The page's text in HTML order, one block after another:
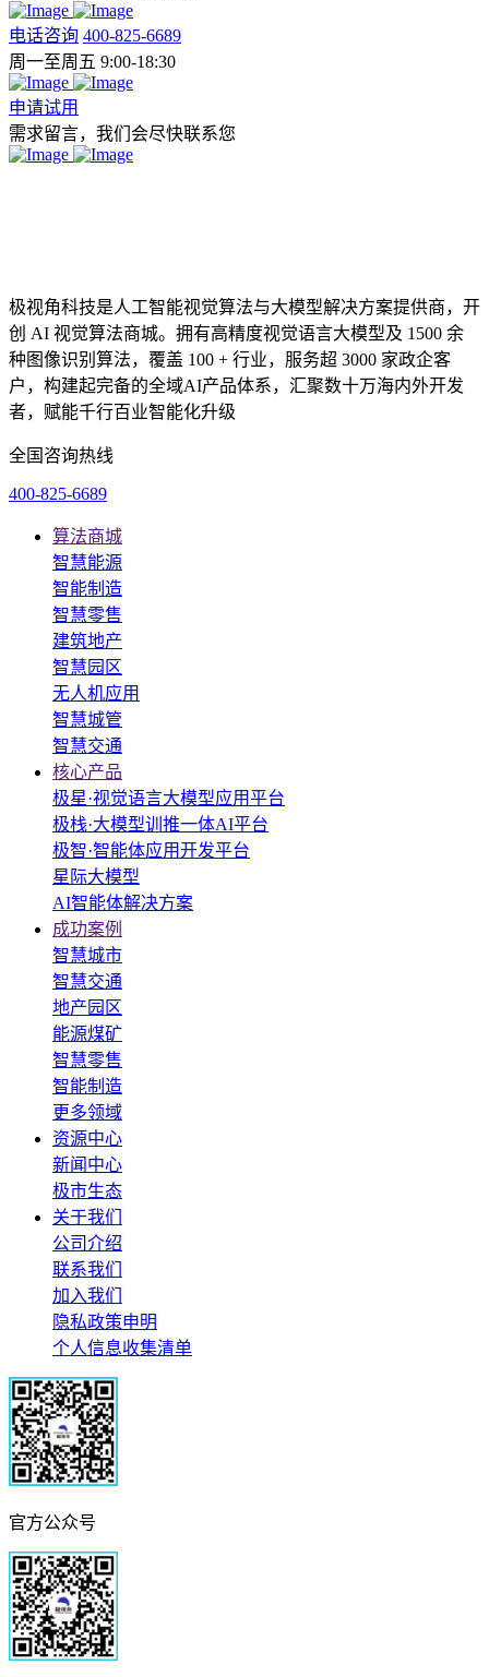
电话咨询 400-825-6689
周一至周五 9:00-18:30
申请试用
需求留言，我们会尽快联系您
极视角科技是人工智能视觉算法与大模型解决方案提供商，开
创 AI 视觉算法商城。拥有高精度视觉语言大模型及 1500 余
种图像识别算法，覆盖 100 + 行业，服务超 3000 家政企客
户，构建起完备的全域AI产品体系，汇聚数十万海内外开发
者，赋能千行百业智能化升级
全国咨询热线
400-825-6689
算法商城
智慧能源
智能制造
智慧零售
建筑地产
智慧园区
无人机应用
智慧城管
智慧交通
核心产品
极星·视觉语言大模型应用平台
极栈·大模型训推一体AI平台
极智·智能体应用开发平台
星际大模型
AI智能体解决方案
成功案例
智慧城市
智慧交通
地产园区
能源煤矿
智慧零售
智能制造
更多领域
资源中心
新闻中心
极市生态
关于我们
公司介绍
联系我们
加入我们
隐私政策申明
个人信息收集清单
官方公众号